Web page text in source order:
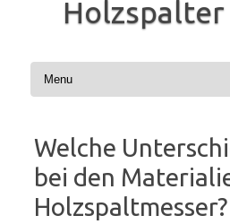
Welche
bei den
Holzspaltmesser?